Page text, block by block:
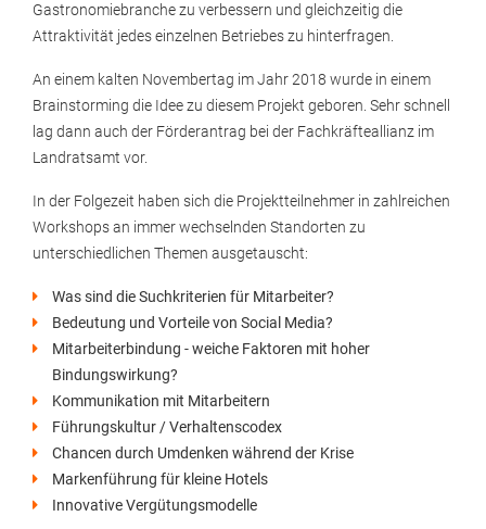
Gastronomiebranche zu verbessern und gleichzeitig die
Attraktivität jedes einzelnen Betriebes zu hinterfragen.
An einem kalten Novembertag im Jahr 2018 wurde in einem
Brainstorming die Idee zu diesem Projekt geboren. Sehr schnell
lag dann auch der Förderantrag bei der Fachkräfteallianz im
Landratsamt vor.
In der Folgezeit haben sich die Projektteilnehmer in zahlreichen
Workshops an immer wechselnden Standorten zu
unterschiedlichen Themen ausgetauscht:
Was sind die Suchkriterien für Mitarbeiter?
Bedeutung und Vorteile von Social Media?
Mitarbeiterbindung - weiche Faktoren mit hoher
Bindungswirkung?
Kommunikation mit Mitarbeitern
Führungskultur / Verhaltenscodex
Chancen durch Umdenken während der Krise
Markenführung für kleine Hotels
Innovative Vergütungsmodelle